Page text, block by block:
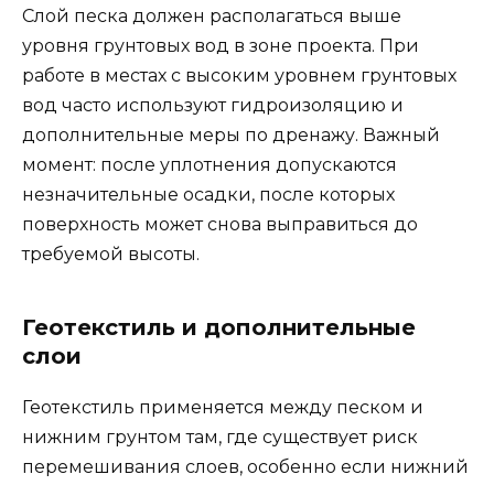
Слой песка должен располагаться выше
уровня грунтовых вод в зоне проекта. При
работе в местах с высоким уровнем грунтовых
вод часто используют гидроизоляцию и
дополнительные меры по дренажу. Важный
момент: после уплотнения допускаются
незначительные осадки, после которых
поверхность может снова выправиться до
требуемой высоты.
Геотекстиль и дополнительные
слои
Геотекстиль применяется между песком и
нижним грунтом там, где существует риск
перемешивания слоев, особенно если нижний